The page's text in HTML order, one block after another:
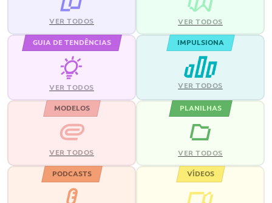
VER TODOS VER TODOS
GUIA DE TENDÊNCIAS
VER TODOS
IMPULSIONA
VER TODOS
MODELOS
VER TODOS
PLANILHAS
VER TODOS
PODCASTS VÍDEOS